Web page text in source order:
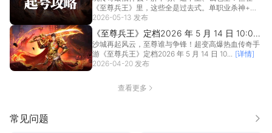
《至尊兵王》里，这些全是过去式。单职业杀神+满
攻速切割+... [详情]
2026-05-13 发布
《至尊兵王》定档2026 年 5 月 14 日 10:00
首发！
沙城再起风云，至尊谁与争锋！超变高爆热血传奇手
游《至尊兵王》定档2026 年 5 月 14 日 10... [详情]
2026-04-20 发布
查看更多
常见问题 更多